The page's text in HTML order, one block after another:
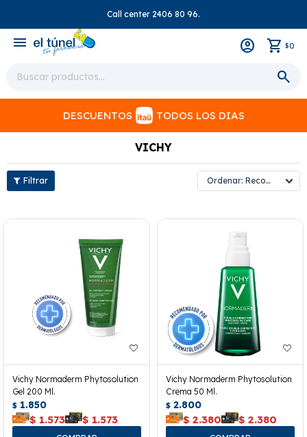
Call center 2406 80 96.
menu $0
DESCUENTOS TODOS LOS DIAS
VICHY
Recomendados
Vichy Normaderm Phytosolution
Gel 200 Ml.
$ 1.850
$ 1.573 $ 1.573
Vichy Normaderm Phytosolution
Crema 50 Ml.
$ 2.800
$ 2.380 $ 2.380
close